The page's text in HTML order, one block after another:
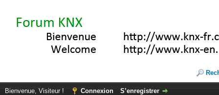
Bienvenue, Visiteur ! Connexion S’enregistrer